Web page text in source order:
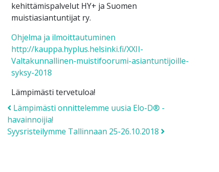
kehittämispalvelut HY+ ja Suomen
muistiasiantuntijat ry.
Ohjelma ja ilmoittautuminen
http://kauppa.hyplus.helsinki.fi/XXII-
Valtakunnallinen-muistifoorumi-asiantuntijoille-
syksy-2018
Lämpimästi tervetuloa!
Post navigation
Lämpimästi onnittelemme uusia Elo-D® -
havainnoijia!
Syysristeilymme Tallinnaan 25-26.10.2018